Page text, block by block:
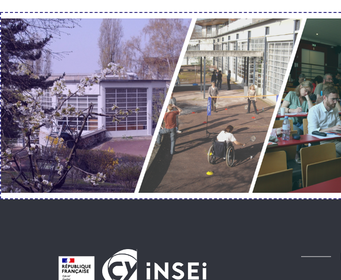
Pied de page